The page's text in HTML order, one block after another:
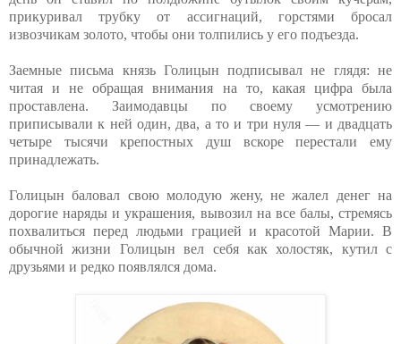
прикуривал трубку от ассигнаций, горстями бросал
извозчикам золото, чтобы они толпились у его подъезда.
Заемные письма князь Голицын подписывал не глядя: не
читая и не обращая внимания на то, какая цифра была
проставлена. Заимодавцы по своему усмотрению
приписывали к ней один, два, а то и три нуля — и двадцать
четыре тысячи крепостных душ вскоре перестали ему
принадлежать.
Голицын баловал свою молодую жену, не жалел денег на
дорогие наряды и украшения, вывозил на все балы, стремясь
похвалиться перед людьми грацией и красотой Марии. В
обычной жизни Голицын вел себя как холостяк, кутил с
друзьями и редко появлялся дома.